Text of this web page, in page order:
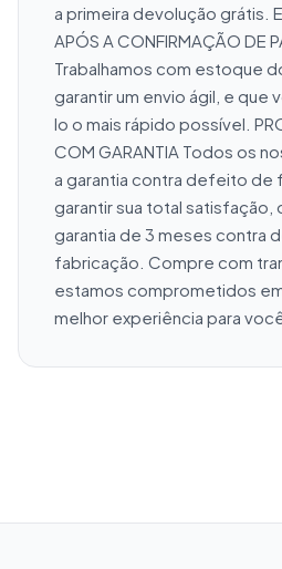
a primeira devolução grátis.
APÓS A CONFIRMAÇÃO DE
Trabalhamos com estoque
garantir um envio ágil, e
lo o mais rápido possível.
COM GARANTIA Todos os
a garantia contra defeito de
garantir sua total
garantia de 3 meses contra
fabricação. Compre com
estamos comprometidos
melhor experiência para